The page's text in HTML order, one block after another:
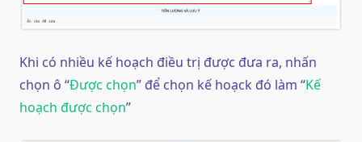
Khi có nhiều kế hoạch điều trị được đưa ra, nhấn
chọn ô “Được chọn” để chọn kế hoạck đó làm “Kế
hoạch được chọn”